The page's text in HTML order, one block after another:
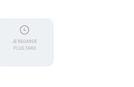
JE REGARDE
PLUS TARD